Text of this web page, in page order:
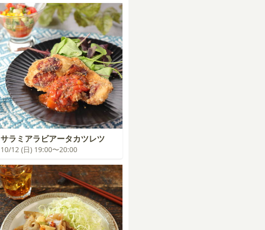
サラミアラビアータカツレツ
10/12 (日) 19:00〜20:00